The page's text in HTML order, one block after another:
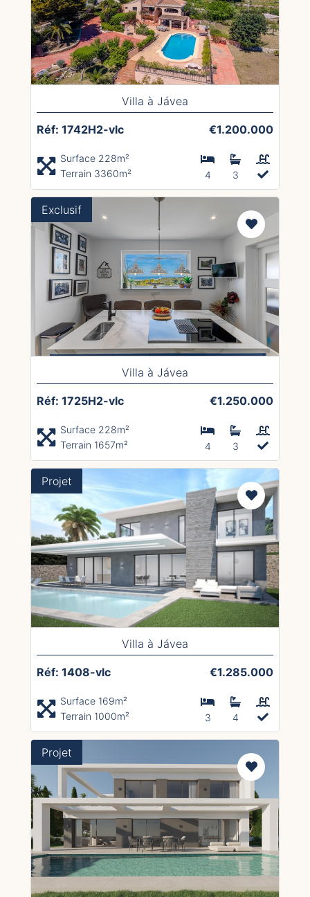
Villa à Jávea
Réf: 1742H2-vlc €1.200.000
Surface 228m²
Terrain 3360m²
4 3
Exclusif
Villa à Jávea
Réf: 1725H2-vlc €1.250.000
Surface 228m²
Terrain 1657m²
4 3
Projet
Villa à Jávea
Réf: 1408-vlc €1.285.000
Surface 169m²
Terrain 1000m²
3 4
Projet